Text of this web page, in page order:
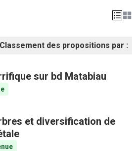
Classement des propositions par :
sur bd Matabiau
et diversification de